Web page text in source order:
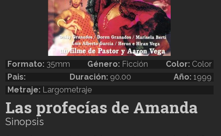
Formato: 35mm Género: Ficción Color: Color
Pais:
Duración: 90.00 Año: 1999
Metraje: Largometraje
Las profecías de Amanda
Sinopsis